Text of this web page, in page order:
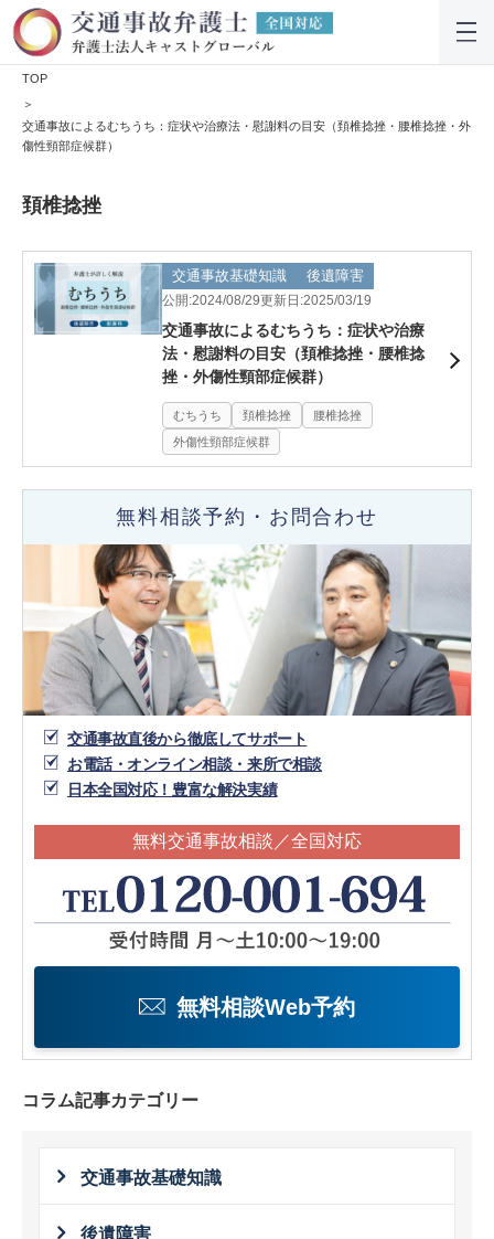
TOP
交通事故によるむちうち：症状や治療法・慰謝料の目安（頚椎捻挫・腰椎捻挫・外
傷性頸部症候群）
頚椎捻挫
交通事故基礎知識 後遺障害
公開:2024/08/29更新日:2025/03/19
交通事故によるむちうち：症状や治療
法・慰謝料の目安（頚椎捻挫・腰椎捻
挫・外傷性頸部症候群）
むちうち 頚椎捻挫 腰椎捻挫
外傷性頸部症候群
無料相談予約・お問合わせ
交通事故直後から徹底してサポート
お電話・オンライン相談・来所で相談
日本全国対応！豊富な解決実績
無料交通事故相談／全国対応
無料相談Web予約
コラム記事カテゴリー
交通事故基礎知識
後遺障害